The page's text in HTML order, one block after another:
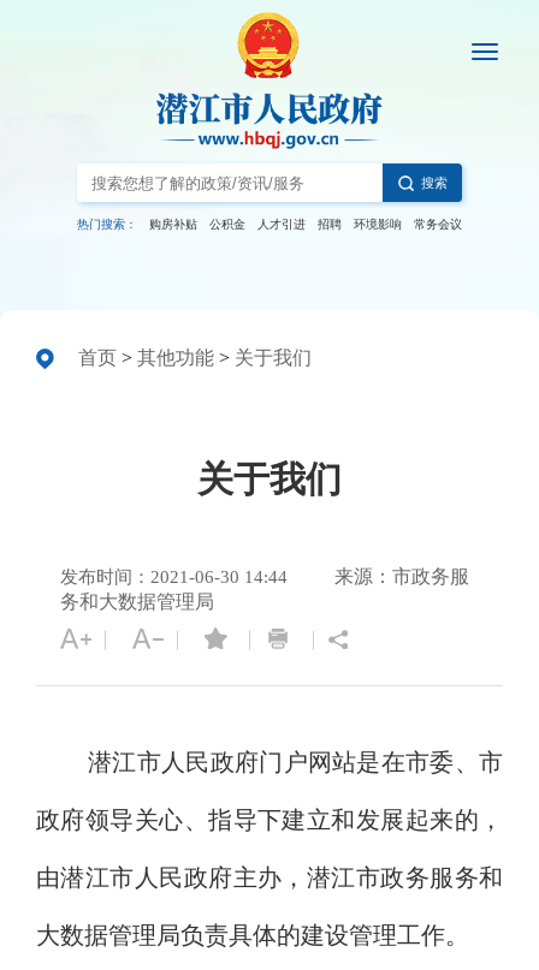
搜索
热门搜索： 购房补贴 公积金 人才引进 招聘 环境影响 常务会议
首页 > 其他功能 > 关于我们
关于我们
发布时间：2021-06-30 14:44
来源：市政务服
务和大数据管理局
潜江市人民政府门户网站是在市委、市
政府领导关心、指导下建立和发展起来的，
由潜江市人民政府主办，潜江市政务服务和
大数据管理局负责具体的建设管理工作。